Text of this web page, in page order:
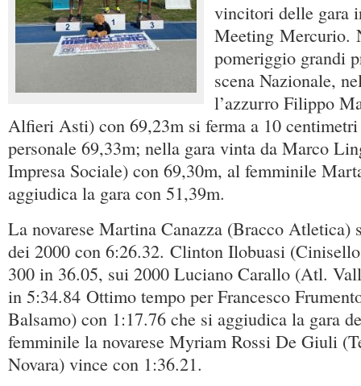
vincitori delle gara
Meeting Mercurio.
pomeriggio grandi
scena Nazionale,
l’azzurro Filippo
Alfieri Asti) con 69,23m si ferma a 10
personale 69,33m; nella gara vinta da Marco
Impresa Sociale) con 69,30m, al femminile
aggiudica la gara con 51,39m.
La novarese Martina Canazza (Bracco Atletica)
dei 2000 con 6:26.32. Clinton Ilobuasi
300 in 36.05, sui 2000 Luciano Carallo (Atl.
in 5:34.84 Ottimo tempo per Francesco
Balsamo) con 1:17.76 che si aggiudica la gara
femminile la novarese Myriam Rossi De Giuli
Novara) vince con 1:36.21.